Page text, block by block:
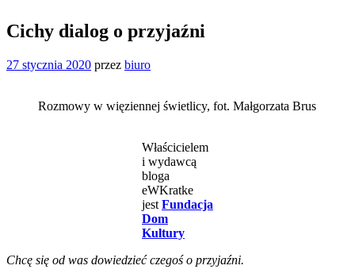
Cichy dialog o przyjaźni
27 stycznia 2020 przez biuro
Rozmowy w więziennej świetlicy, fot. Małgorzata Brus
Właścicielem
i wydawcą
bloga
eWKratke
jest Fundacja
Dom
Kultury
Chcę się od was dowiedzieć czegoś o przyjaźni.